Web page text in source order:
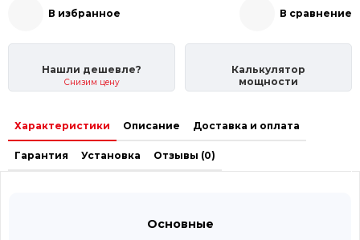
В избранное В сравнение
Нашли дешевле?
Снизим цену
Калькулятор
мощности
Характеристики Описание Доставка и оплата
Гарантия Установка Отзывы (0)
Основные